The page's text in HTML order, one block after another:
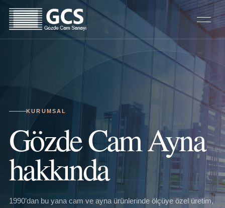
KURUMSAL
Gözde Cam Ayna
hakkında
1990’dan bu yana cam ve ayna ürünlerinde ölçüye özel üretim,